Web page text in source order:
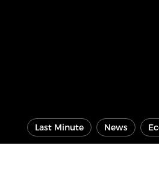
Last Minute News